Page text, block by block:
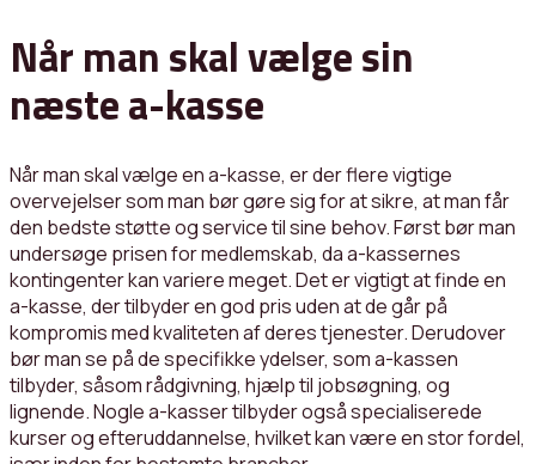
Når man skal vælge sin
næste a-kasse
Når man skal vælge en a-kasse, er der flere vigtige
overvejelser som man bør gøre sig for at sikre, at man får
den bedste støtte og service til sine behov. Først bør man
undersøge prisen for medlemskab, da a-kassernes
kontingenter kan variere meget. Det er vigtigt at finde en
a-kasse, der tilbyder en god pris uden at de går på
kompromis med kvaliteten af deres tjenester. Derudover
bør man se på de specifikke ydelser, som a-kassen
tilbyder, såsom rådgivning, hjælp til jobsøgning, og
lignende. Nogle a-kasser tilbyder også specialiserede
kurser og efteruddannelse, hvilket kan være en stor fordel,